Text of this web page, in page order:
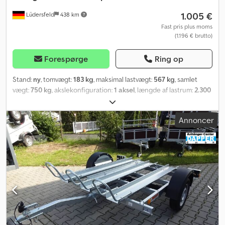
Lüdersfeld 438 km 1.005 €
Fast pris plus moms
(1.196 € brutto)
Forespørge Ring op
Stand: ny, tomvægt:183 kg, maksimal lastvægt: 567 kg, samlet
vægt:750 kg , akslekonfiguration:1 aksel , længde af lastrum: 2.300
, Produktionsår:
kilometerstand:50 km, geartype:mekanisk, energieffektivitet:A,
Temared Moto 2 Premium Motorcykeltransportør til op til 2
motorcykler Bilanhænger Alder: Ny (produktionsår: 2026) 3 års
periodisk syn fra datoen for første indregistrering Inkl.
registreringsdokumenter (køretøjsattest / registreringsattest, del
2 og COC) Tilgængelig fra: Ca. 6 uger efter ordreafgivelse (ikke-
bindende) Finansiering er mulig via vores partnerbanker!
Tekniske data Tilladt totalvægt: 750 kg Egenvægt: ca. 183 kg
Nyttelast: ca. 567 kg Antal aksler: 1 Længde på lastrum: 2.300 mm
Bredde på lastrum: 1.550 mm Bremsetype: Ubremset Chassis:
Lavtlader (hjul ved siden af påbygningen), gummifjederaksel
Annoncer